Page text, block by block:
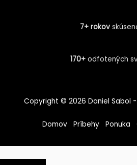
7+ rokov
170+ odfotených
Copyright © 2026 Daniel Sabol
Domov Príbehy Ponuka